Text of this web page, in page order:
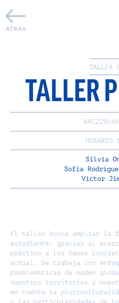
ATRÁS
TALLER
TALLER
ARC229/
HORARIO
Silvia
Sofía
Víctor
El taller busca ampliar la
estudiante, gracias al
práctico a los temas
actual. Se trabaja con
problemáticas de orden
nuestros territorios y
en cuenta la